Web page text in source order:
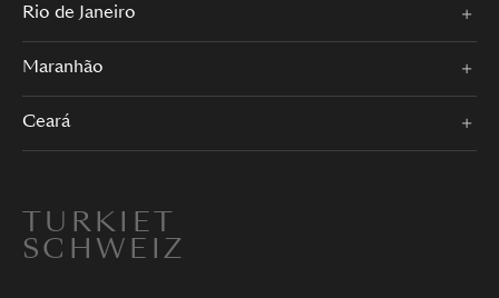
Rio de Janeiro
Maranhão
Ceará
TURKIET
SCHWEIZ